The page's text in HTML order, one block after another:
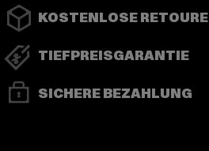
KOSTENLOSE RETOURE
TIEFPREISGARANTIE
SICHERE BEZAHLUNG